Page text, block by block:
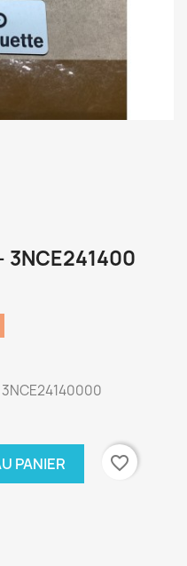
3NCE241400
3NCE24140000
PANIER favorite_border